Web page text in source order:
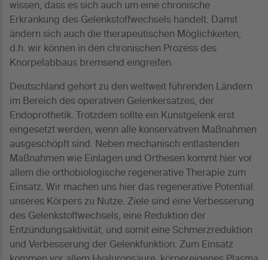
wissen, dass es sich auch um eine chronische
Erkrankung des Gelenkstoffwechsels handelt. Damit
ändern sich auch die therapeutischen Möglichkeiten,
d.h. wir können in den chronischen Prozess des
Knorpelabbaus bremsend eingreifen.
Deutschland gehört zu den weltweit führenden Ländern
im Bereich des operativen Gelenkersatzes, der
Endoprothetik. Trotzdem sollte ein Kunstgelenk erst
eingesetzt werden, wenn alle konservativen Maßnahmen
ausgeschöpft sind. Neben mechanisch entlastenden
Maßnahmen wie Einlagen und Orthesen kommt hier vor
allem die orthobiologische regenerative Therapie zum
Einsatz. Wir machen uns hier das regenerative Potential
unseres Körpers zu Nutze. Ziele sind eine Verbesserung
des Gelenkstoffwechsels, eine Reduktion der
Entzündungsaktivität, und somit eine Schmerzreduktion
und Verbesserung der Gelenkfunktion. Zum Einsatz